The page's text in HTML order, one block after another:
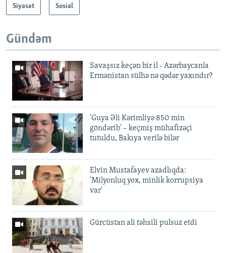
Siyasət Sosial
Gündəm
Savaşsız keçən bir il - Azərbaycanla
Ermənistan sülhə nə qədər yaxındır?
'Guya Əli Kərimliyə 850 min
göndərib' – keçmiş mühafizəçi
tutuldu, Bakıya verilə bilər
Elvin Mustafayev azadlıqda:
'Milyonluq yox, minlik korrupsiya
var'
Gürcüstan ali təhsili pulsuz etdi